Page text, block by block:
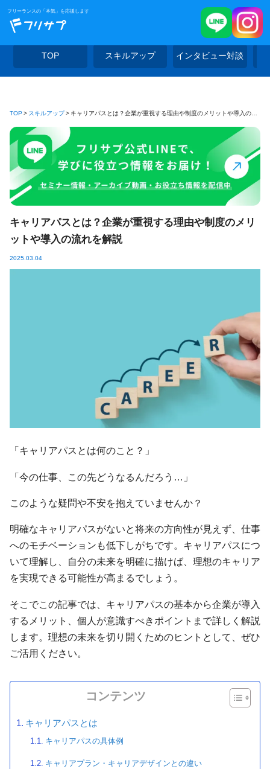
フリーランスの「本気」を応援します
TOP スキルアップ インタビュー対談
TOP スキルアップ キャリアパスとは？企業が重視する理由や制度のメリットや導入の流れを解説
キャリアパスとは？企業が重視する理由や制度のメリ
ットや導入の流れを解説
2025.03.04
「キャリアパスとは何のこと？」
「今の仕事、この先どうなるんだろう…」
このような疑問や不安を抱えていませんか？
明確なキャリアパスがないと将来の方向性が見えず、仕事
へのモチベーションも低下しがちです。キャリアパスにつ
いて理解し、自分の未来を明確に描けば、理想のキャリア
を実現できる可能性が高まるでしょう。
そこでこの記事では、キャリアパスの基本から企業が導入
するメリット、個人が意識すべきポイントまで詳しく解説
します。理想の未来を切り開くためのヒントとして、ぜひ
ご活用ください。
コンテンツ
キャリアパスとは
キャリアパスの具体例
キャリアプラン・キャリアデザインとの違い